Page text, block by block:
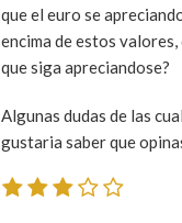
que el euro se
encima de estos valores,
que siga apreciandose?
Algunas dudas de las
gustaria saber que